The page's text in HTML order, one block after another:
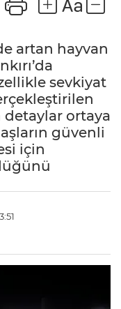
artan hayvan
sevkiyat
ortaya
güvenli
için